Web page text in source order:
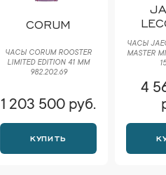
CORUM
ЧАСЫ CORUM ROOSTER
LIMITED EDITION 41 MM
982.202.69
1 203 500 руб.
КУПИТЬ
ЧАСЫ
MASTER
4